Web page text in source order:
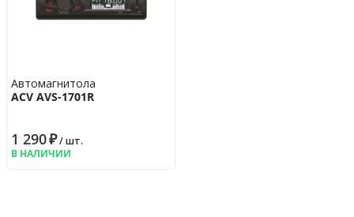
Гарантия
Автомагнитола
ACV AVS-1701R
1 290₽/ шт.
В НАЛИЧИИ